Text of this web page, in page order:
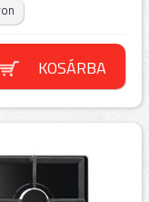
KOSÁRBA